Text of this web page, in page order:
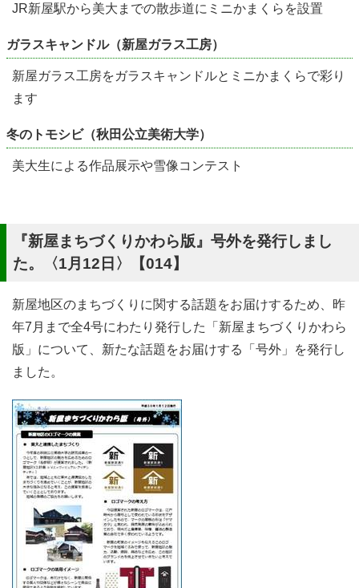
JR新屋駅から美大までの散歩道にミニかまくらを設置
ガラスキャンドル（新屋ガラス工房）
新屋ガラス工房をガラスキャンドルとミニかまくらで彩り
ます
冬のトモシビ（秋田公立美術大学）
美大生による作品展示や雪像コンテスト
『新屋まちづくりかわら版』号外を発行しまし
た。〈1月12日〉【014】
新屋地区のまちづくりに関する話題をお届けするため、昨
年7月まで全4号にわたり発行した「新屋まちづくりかわら
版」について、新たな話題をお届けする「号外」を発行し
ました。